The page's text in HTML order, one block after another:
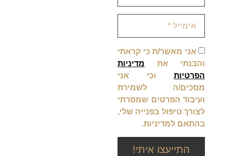
אני מאשר/ת כי קראתי
והבנתי את מדיניות
הפרטיות וכי אני
מסכים/ה לשמירת
ועיבוד הפרטים שמסרתי
לצורך טיפול בפנייה שלי,
בהתאם למדיניות.
התייעצו איתי!